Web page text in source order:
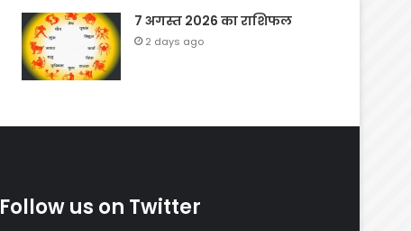
7 अगस्त 2026 का राशिफल
2 days ago
Follow us on Twitter